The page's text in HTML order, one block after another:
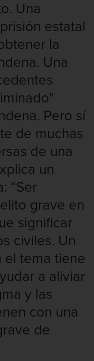
Una
estatal
la
Una
Pero sí
de muchas
de una
un
“Ser
grave en
significar
civiles. Un
tema tiene
a aliviar
y las
con una
de